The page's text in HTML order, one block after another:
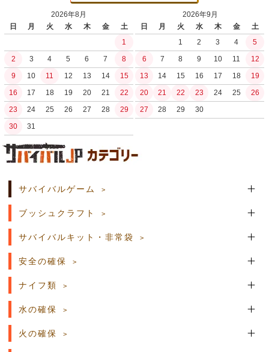
2026年8月
日
月 火 水 木 金
土
1
2
3 4 5 6 7
8
9
10 11 12 13 14
15
16
17 18 19 20 21
22
23
24 25 26 27 28
29
30
31
2026年9月
日
月 火 水 木 金
土
1
2 3 4
5
6
7 8 9 10 11
12
13
14 15 16 17 18
19
20
21 22 23 24 25
26
27
28 29 30
土日祝日の商品発送はございません。
サバイバルゲーム
ブッシュクラフト
サバイバルキット・非常袋
安全の確保
ナイフ類
水の確保
火の確保